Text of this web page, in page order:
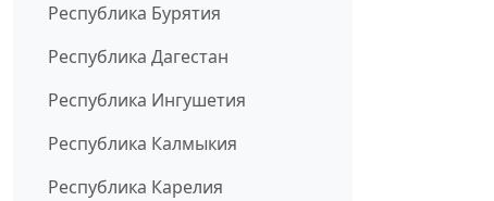
Республика Бурятия
Республика Дагестан
Республика Ингушетия
Республика Калмыкия
Республика Карелия